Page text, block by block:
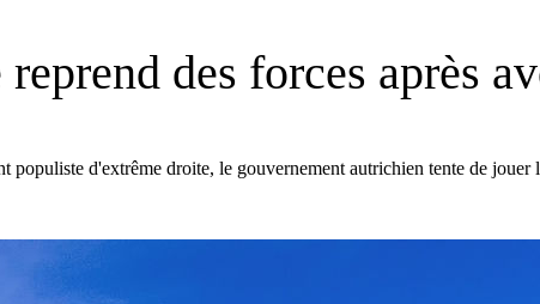
des forces après
d'extrême droite, le gouvernement autrichien tente de jouer